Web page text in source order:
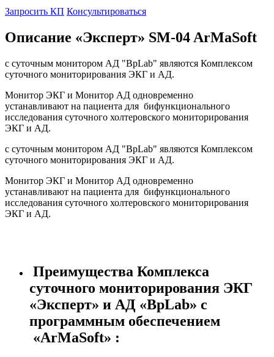
Запросить КП Консультироваться
Описание «Эксперт» SM-04 ArMaSoft
с суточным монитором АД "BpLab" являются Комплексом
суточного мониторирования ЭКГ и АД.
Монитор ЭКГ и Монитор АД одновременно
устанавливают на пациента для бифункционального
исследования суточного холтеровского мониторирования
ЭКГ и АД.
с суточным монитором АД "BpLab" являются Комплексом
суточного мониторирования ЭКГ и АД.
Монитор ЭКГ и Монитор АД одновременно
устанавливают на пациента для бифункционального
исследования суточного холтеровского мониторирования
ЭКГ и АД.
Преимущества Комплекса
суточного мониторирования ЭКГ
«Эксперт» и АД «BpLab» с
программным обеспечением
«ArMaSoft» :